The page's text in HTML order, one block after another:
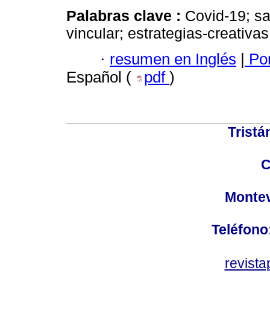
Palabras clave : Covid-19;
vincular; estrategias-
· resumen en Inglés |
Español (
pdf )